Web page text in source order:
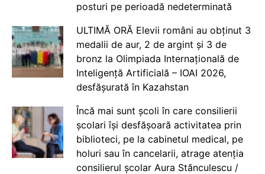
posturi pe perioadă nedeterminată
ULTIMĂ ORĂ Elevii români au obținut 3
medalii de aur, 2 de argint și 3 de
bronz la Olimpiada Internațională de
Inteligență Artificială – IOAI 2026,
desfășurată în Kazahstan
Încă mai sunt școli în care consilierii
școlari își desfășoară activitatea prin
biblioteci, pe la cabinetul medical, pe
holuri sau în cancelarii, atrage atenția
consilierul școlar Aura Stănculescu /